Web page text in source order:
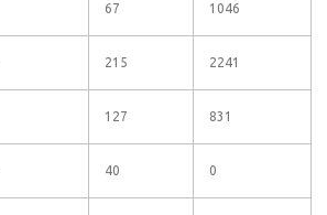
67 1046
215 2241
127 831
40 0